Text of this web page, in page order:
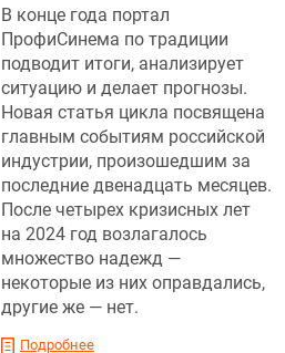
В конце года портал
ПрофиСинема по традиции
подводит итоги, анализирует
ситуацию и делает прогнозы.
Новая статья цикла посвящена
главным событиям российской
индустрии, произошедшим за
последние двенадцать месяцев.
После четырех кризисных лет
на 2024 год возлагалось
множество надежд —
некоторые из них оправдались,
другие же — нет.
Подробнее